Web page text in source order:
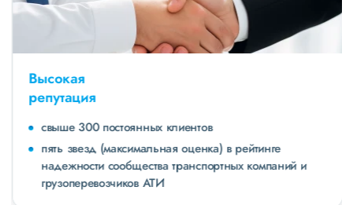
Высокая
репутация
свыше 300 постоянных клиентов
пять звезд (максимальная оценка) в рейтинге
надежности сообщества транспортных компаний и
грузоперевозчиков АТИ